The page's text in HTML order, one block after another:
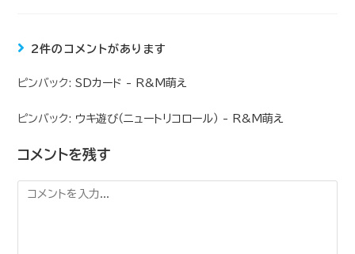
2件のコメントがあります
ピンバック:SDカード - R&M萌え
ピンバック: ウキ遊び（ニュートリコロール） - R&M萌え
コメントを残す